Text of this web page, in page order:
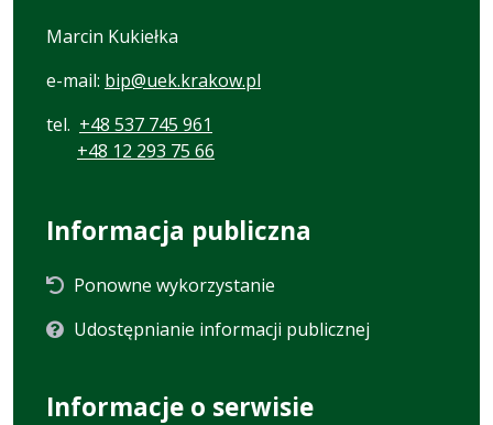
Marcin Kukiełka
e-mail: bip@uek.krakow.pl
tel. +48 537 745 961
+48 12 293 75 66
Informacja publiczna
Ponowne wykorzystanie
Udostępnianie informacji publicznej
Informacje o serwisie